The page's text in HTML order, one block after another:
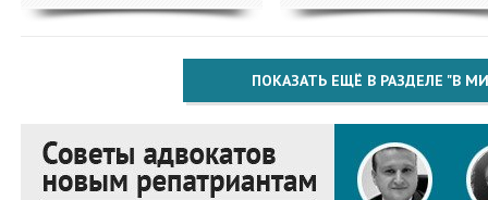
ПОКАЗАТЬ ЕЩЁ В РАЗДЕЛЕ "В